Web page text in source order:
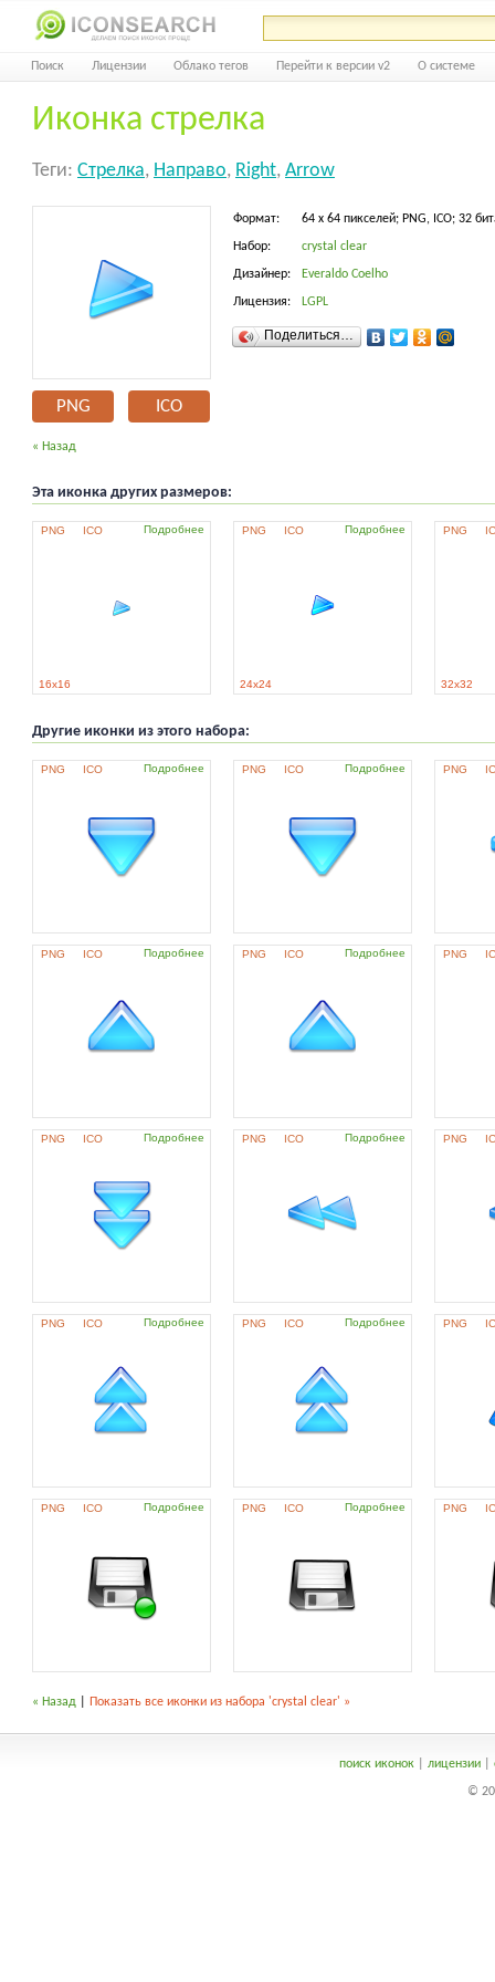
Поиск Лицензии Облако тегов Перейти к версии v2 О системе
Иконка стрелка
Теги: Стрелка, Направо, Right, Arrow
PNG ICO
Формат: 64 x 64 пикселей; PNG, ICO; 32
Набор: crystal clear
Дизайнер: Everaldo Coelho
Лицензия: LGPL
Поделиться…
« Назад
Эта иконка других размеров:
PNG ICO Подробнее
16x16
PNG ICO Подробнее
24x24
PNG
32x32
Другие иконки из этого набора:
PNG ICO Подробнее PNG ICO Подробнее PNG
PNG ICO Подробнее PNG ICO Подробнее PNG
PNG ICO Подробнее PNG ICO Подробнее PNG
PNG ICO Подробнее PNG ICO Подробнее PNG
PNG ICO Подробнее PNG ICO Подробнее PNG
« Назад Показать все иконки из набора 'crystal clear' »
поиск иконок| лицензии|
©